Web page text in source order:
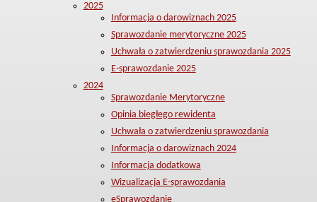
2025
Informacja o darowiznach 2025
Sprawozdanie merytoryczne 2025
Uchwała o zatwierdzeniu sprawozdania 2025
E-sprawozdanie 2025
2024
Sprawozdanie Merytoryczne
Opinia biegłego rewidenta
Uchwała o zatwierdzeniu sprawozdania
Informacja o darowiznach 2024
Informacja dodatkowa
Wizualizacja E-sprawozdania
eSprawozdanie